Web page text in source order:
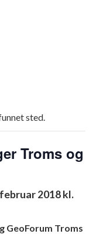
sted.
Troms og
2018 kl.
GeoForum Troms